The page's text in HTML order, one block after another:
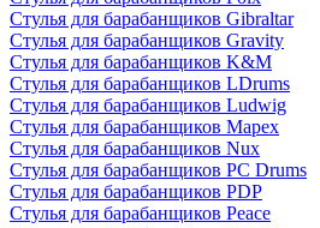
Стулья для барабанщиков Gibraltar
Стулья для барабанщиков Gravity
Стулья для барабанщиков K&M
Стулья для барабанщиков LDrums
Стулья для барабанщиков Ludwig
Стулья для барабанщиков Mapex
Стулья для барабанщиков Nux
Стулья для барабанщиков PC Drums
Стулья для барабанщиков PDP
Стулья для барабанщиков Peace